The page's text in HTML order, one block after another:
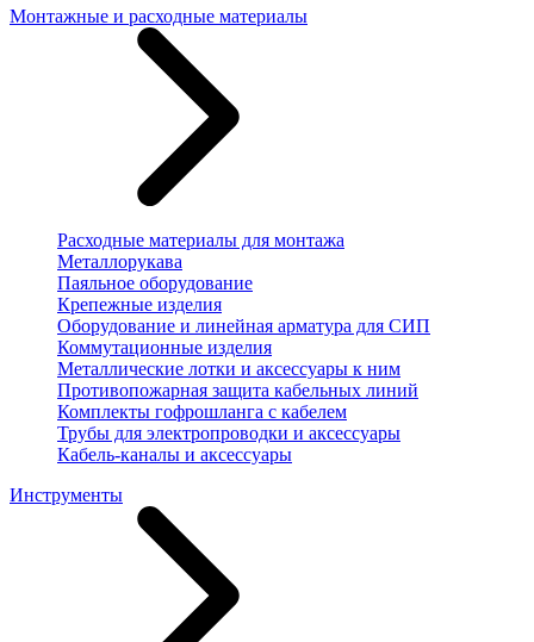
Монтажные и расходные материалы
Расходные материалы для монтажа
Металлорукава
Паяльное оборудование
Крепежные изделия
Оборудование и линейная арматура для СИП
Коммутационные изделия
Металлические лотки и аксессуары к ним
Противопожарная защита кабельных линий
Комплекты гофрошланга с кабелем
Трубы для электропроводки и аксессуары
Кабель-каналы и аксессуары
Инструменты